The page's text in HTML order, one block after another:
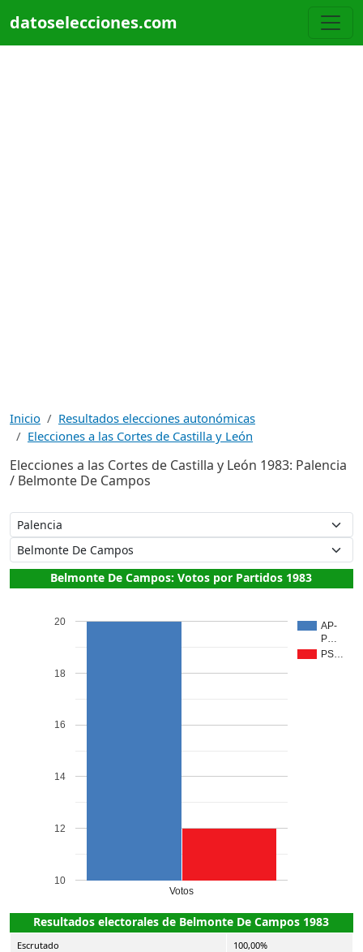
datoselecciones.com
Inicio
Resultados elecciones autonómicas
Elecciones a las Cortes de Castilla y León
Elecciones a las Cortes de Castilla y León 1983: Palencia
/ Belmonte De Campos
Belmonte De Campos: Votos por Partidos 1983
AP-
P…
PS…
Votos
10
12
14
16
18
20
Resultados electorales de Belmonte De Campos 1983
Escrutado 100,00%